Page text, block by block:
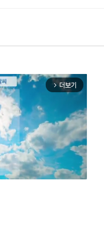
arrow_forward_ios 더보기